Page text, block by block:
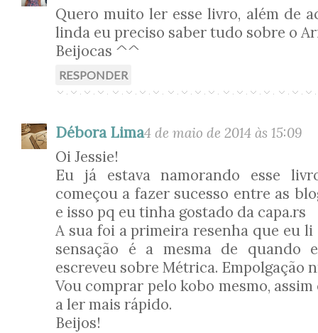
Quero muito ler esse livro, além de
linda eu preciso saber tudo sobre o
Beijocas ^^
RESPONDER
Débora Lima4 de maio de 2014 às 15:09
Oi Jessie!
Eu já estava namorando esse
começou a fazer sucesso entre as
e isso pq eu tinha gostado da capa.rs
A sua foi a primeira resenha que eu
sensação é a mesma de
escreveu sobre Métrica. Empolgação
Vou comprar pelo kobo mesmo,
a ler mais rápido.
Beijos!